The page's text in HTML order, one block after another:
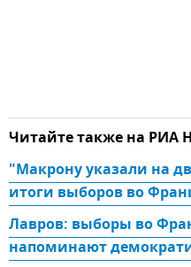
Читайте также на РИА
"Макрону указали на
итоги выборов во
Лавров: выборы во
напоминают